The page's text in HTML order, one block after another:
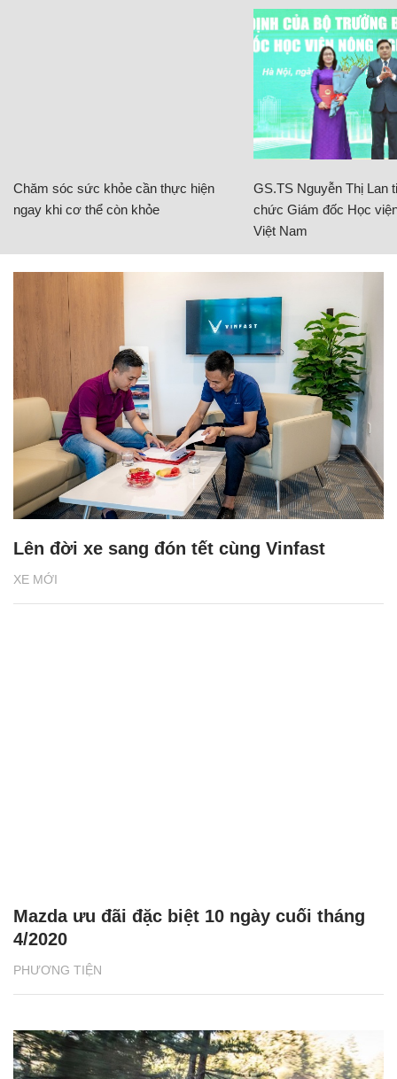
Chăm sóc sức khỏe cần thực hiện
ngay khi cơ thể còn khỏe
GS.TS Nguyễn Thị Lan
chức Giám đốc Học
Việt Nam
XE MỚI
Lên đời xe sang đón tết cùng Vinfast
PHƯƠNG TIỆN
Mazda ưu đãi đặc biệt 10 ngày cuối tháng
4/2020